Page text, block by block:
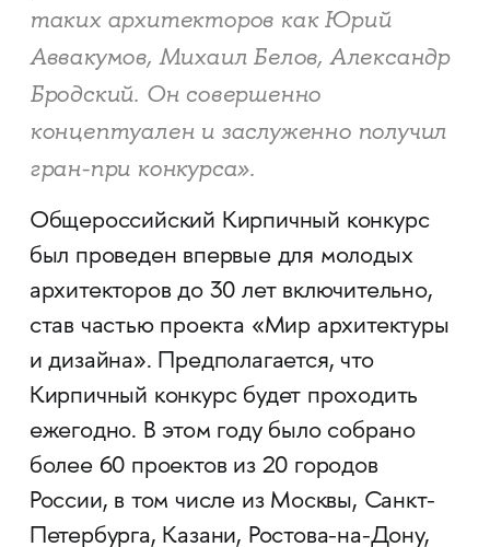
таких архитекторов как Юрий
Аввакумов, Михаил Белов, Александр
Бродский. Он совершенно
концептуален и заслуженно получил
гран-при конкурса».
Общероссийский Кирпичный конкурс
был проведен впервые для молодых
архитекторов до 30 лет включительно,
став частью проекта «Мир архитектуры
и дизайна». Предполагается, что
Кирпичный конкурс будет проходить
ежегодно. В этом году было собрано
более 60 проектов из 20 городов
России, в том числе из Москвы, Санкт-
Петербурга, Казани, Ростова-на-Дону,